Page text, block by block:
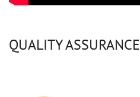
QUALITY ASSURANCE